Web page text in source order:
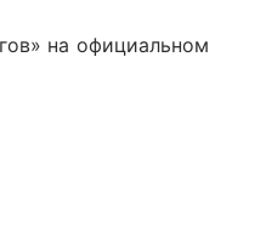
на официальном